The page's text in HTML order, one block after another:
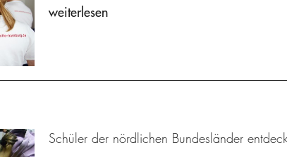
weiterlesen
Schüler der nördlichen Bundesländer